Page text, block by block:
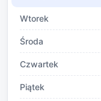
Wtorek
Środa
Czwartek
Piątek